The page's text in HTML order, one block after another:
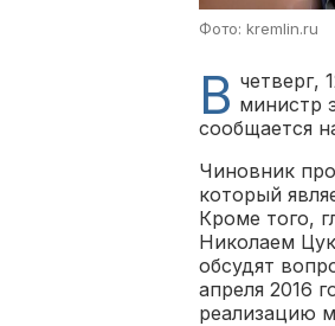
Фото: kremlin.ru
В четверг,
министр
сообщается
Чиновник
который
Кроме того,
Николаем
обсудят
апреля 2016
реализацию